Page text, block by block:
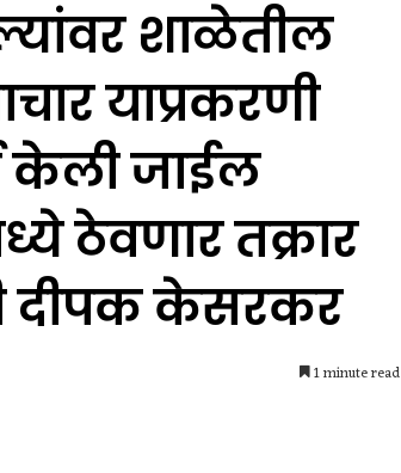
शाळेतील
याप्रकरणी
केली जाईल
ठेवणार तक्रार
दीपक केसरकर
1 minute read